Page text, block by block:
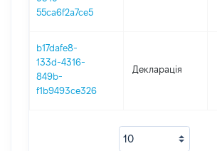
55ca6f2a7ce5
b17dafe8-
133d-4316-
849b-
f1b9493ce326
Декларація